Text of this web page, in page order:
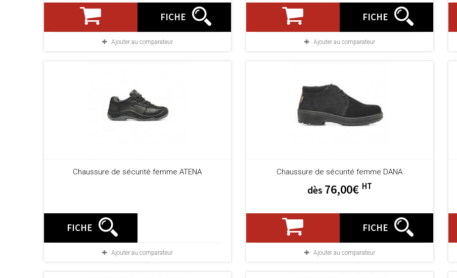
FICHE
Ajouter au comparateur
FICHE
Ajouter au comparateur
Chaussure de sécurité femme ATENA
FICHE
Ajouter au comparateur
Chaussure de sécurité femme DANA
dès 76,00€ HT
FICHE
Ajouter au comparateur